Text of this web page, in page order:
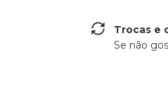
Trocas e
Se não